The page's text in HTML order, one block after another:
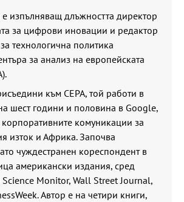
изпълняващ длъжността директор
за цифрови иновации и редактор
технологична политика
за анализ на европейската
към CEPA, той работи в
шест години и половина в Google,
комуникации за
изток и Африка. Започва
чуждестранен кореспондент в
американски издания, сред
Monitor, Wall Street Journal,
Автор е на четири книги,